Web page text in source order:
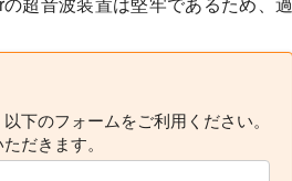
下のフォームをご利用ください。
だきます。